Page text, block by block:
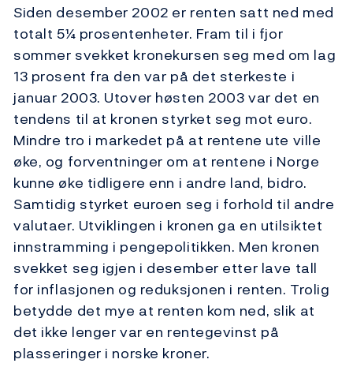
Siden desember 2002 er renten satt ned med
totalt 5¼ prosentenheter. Fram til i fjor
sommer svekket kronekursen seg med om lag
13 prosent fra den var på det sterkeste i
januar 2003. Utover høsten 2003 var det en
tendens til at kronen styrket seg mot euro.
Mindre tro i markedet på at rentene ute ville
øke, og forventninger om at rentene i Norge
kunne øke tidligere enn i andre land, bidro.
Samtidig styrket euroen seg i forhold til andre
valutaer. Utviklingen i kronen ga en utilsiktet
innstramming i pengepolitikken. Men kronen
svekket seg igjen i desember etter lave tall
for inflasjonen og reduksjonen i renten. Trolig
betydde det mye at renten kom ned, slik at
det ikke lenger var en rentegevinst på
plasseringer i norske kroner.